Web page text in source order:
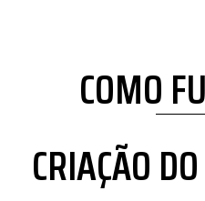
COMO
CRIAÇÃO